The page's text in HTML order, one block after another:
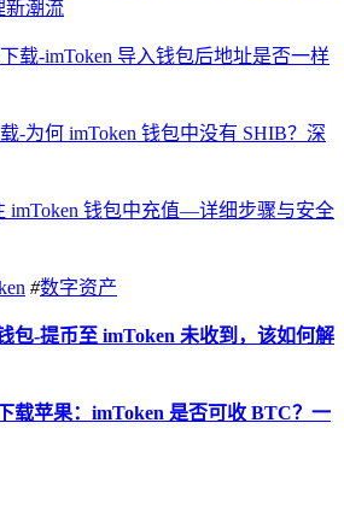
新潮流
载-imToken 导入钱包后地址是否一样
-为何 imToken 钱包中没有 SHIB？深
imToken 钱包中充值—详细步骤与安全
#数字资产
包-提币至 imToken 未收到，该如何解
载苹果：imToken 是否可收 BTC？一